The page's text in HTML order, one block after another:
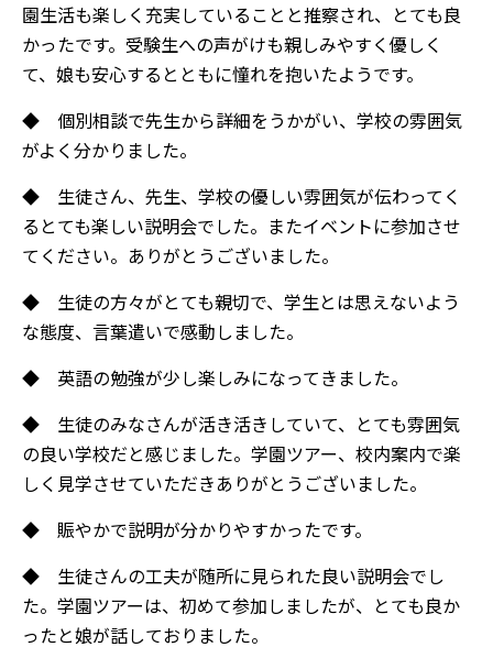
園生活も楽しく充実していることと推察され、とても良
かったです。受験生への声がけも親しみやすく優しく
て、娘も安心するとともに憧れを抱いたようです。
◆ 個別相談で先生から詳細をうかがい、学校の雰囲気
がよく分かりました。
◆ 生徒さん、先生、学校の優しい雰囲気が伝わってく
るとても楽しい説明会でした。またイベントに参加させ
てください。ありがとうございました。
◆ 生徒の方々がとても親切で、学生とは思えないよう
な態度、言葉遣いで感動しました。
◆ 英語の勉強が少し楽しみになってきました。
◆ 生徒のみなさんが活き活きしていて、とても雰囲気
の良い学校だと感じました。学園ツアー、校内案内で楽
しく見学させていただきありがとうございました。
◆ 賑やかで説明が分かりやすかったです。
◆ 生徒さんの工夫が随所に見られた良い説明会でし
た。学園ツアーは、初めて参加しましたが、とても良か
ったと娘が話しておりました。